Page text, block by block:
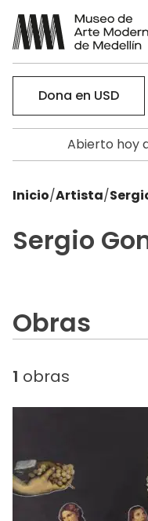
Dona en USD
Abierto hoy
Inicio/Artista/
Sergio
Obras
1 obras